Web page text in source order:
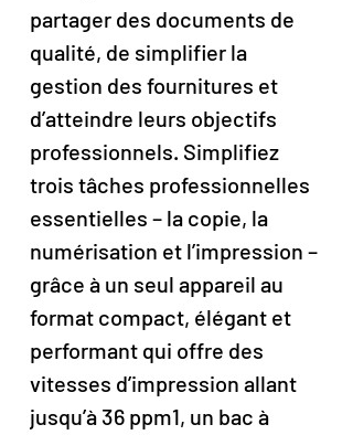
partager des documents de
qualité, de simplifier la
gestion des fournitures et
d’atteindre leurs objectifs
professionnels. Simplifiez
trois tâches professionnelles
essentielles – la copie, la
numérisation et l’impression –
grâce à un seul appareil au
format compact, élégant et
performant qui offre des
vitesses d’impression allant
jusqu’à 36 ppm1, un bac à